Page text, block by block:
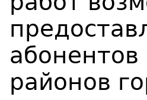
районов